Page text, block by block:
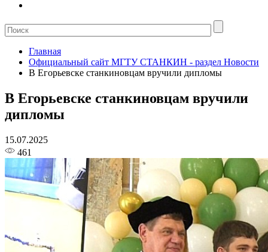
Главная
Официальный сайт МГТУ СТАНКИН - раздел Новости
В Егорьевске станкиновцам вручили дипломы
В Егорьевске станкиновцам вручили
дипломы
15.07.2025
461